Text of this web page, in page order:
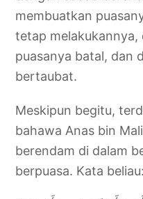
membuatkan
tetap melakukannya,
puasanya batal, dan
bertaubat.
Meskipun begitu,
bahawa Anas bin
berendam di dalam
berpuasa. Kata beliau: